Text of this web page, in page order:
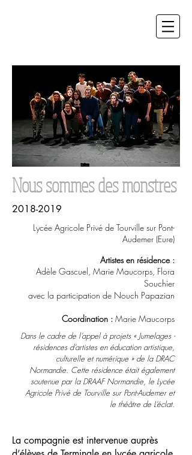
​​Nous sommes des monstres
2018-2019
Lycée Agricole Privé de Tourville sur Pont-
Audemer (Eure)
Artistes en résidence :
Adèle Gascuel, Marie Maucorps, Flora
Souchier
avec la participation de Nouch Papazian
Coordination : Marie Maucorps
Dans le cadre de l’appel à projets « Jumelages -
résidences d’artistes en éducation artistique,
culturelle et numérique » de la DRAC
Normandie. Cette résidence était également
soutenue par la DRAAF Normandie, le Lycée
Agricole Privé de Tourville sur Pont-Audemer et
le théâtre de L’éclat.
La compagnie est intervenue auprès